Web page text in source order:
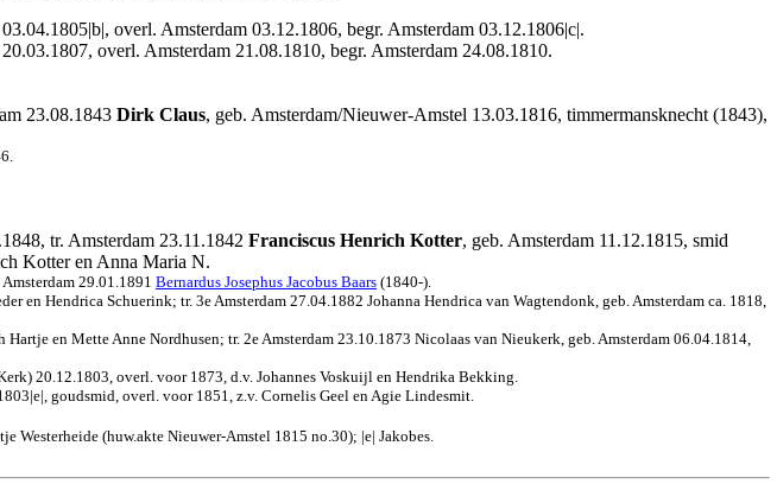
overl. Amsterdam 03.12.1806, begr. Amsterdam 03.12.1806|c|.
overl. Amsterdam 21.08.1810, begr. Amsterdam 24.08.1810.
23.08.1843 Dirk Claus, geb. Amsterdam/Nieuwer-Amstel 13.03.1816, timmermansknecht (1843),
tr. Amsterdam 23.11.1842 Franciscus Henrich Kotter, geb. Amsterdam 11.12.1815, smid
Kotter en Anna Maria N.
29.01.1891 Bernardus Josephus Jacobus Baars (1840-).
en Hendrica Schuerink; tr. 3e Amsterdam 27.04.1882 Johanna Hendrica van Wagtendonk, geb. Amsterdam ca. 1818,
en Mette Anne Nordhusen; tr. 2e Amsterdam 23.10.1873 Nicolaas van Nieukerk, geb. Amsterdam 06.04.1814,
20.12.1803, overl. voor 1873, d.v. Johannes Voskuijl en Hendrika Bekking.
goudsmid, overl. voor 1851, z.v. Cornelis Geel en Agie Lindesmit.
Westerheide (huw.akte Nieuwer-Amstel 1815 no.30); |e| Jakobes.